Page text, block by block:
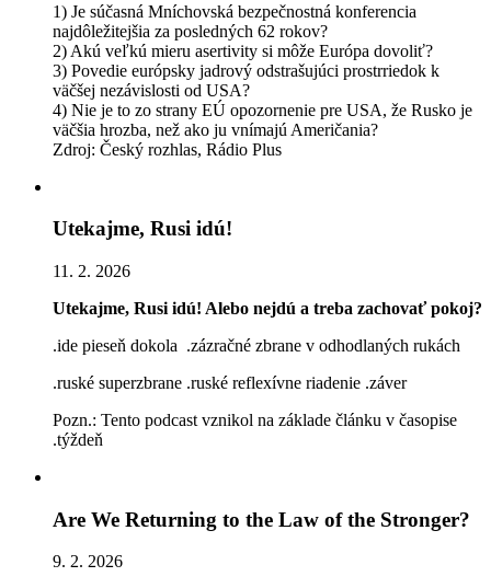
1) Je súčasná Mníchovská bezpečnostná konferencia
najdôležitejšia za posledných 62 rokov?
2) Akú veľkú mieru asertivity si môže Európa dovoliť?
3) Povedie európsky jadrový odstrašujúci prostrriedok k
väčšej nezávislosti od USA?
4) Nie je to zo strany EÚ opozornenie pre USA, že Rusko je
väčšia hrozba, než ako ju vnímajú Američania?
Zdroj: Český rozhlas, Rádio Plus
Utekajme, Rusi idú!
11. 2. 2026
Utekajme, Rusi idú! Alebo nejdú a treba zachovať pokoj?
.ide pieseň dokola .zázračné zbrane v odhodlaných rukách
.ruské superzbrane .ruské reflexívne riadenie .záver
Pozn.: Tento podcast vznikol na základe článku v časopise
.týždeň
Are We Returning to the Law of the Stronger?
9. 2. 2026